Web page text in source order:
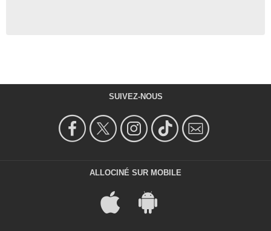
SUIVEZ-NOUS
ALLOCINÉ SUR MOBILE